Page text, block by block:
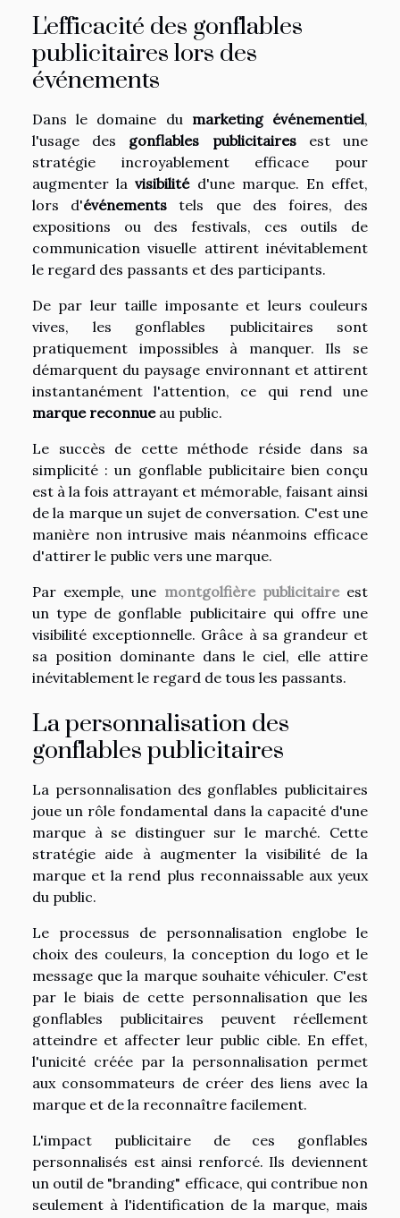
L'efficacité des gonflables
publicitaires lors des
événements
Dans le domaine du marketing événementiel,
l'usage des gonflables publicitairesest une
stratégie incroyablement efficace pour
augmenter lavisibilitéd'une marque. En effet,
lors d'événements tels que des foires, des
expositions ou des festivals, ces outils de
communication visuelle attirent inévitablement
le regard des passants et des participants.
De par leur taille imposante et leurs couleurs
vives, les gonflables publicitaires sont
pratiquement impossibles à manquer. Ils se
démarquent du paysage environnant et attirent
instantanément l'attention, ce qui rend une
marque reconnueau public.
Le succès de cette méthode réside dans sa
simplicité : un gonflable publicitaire bien conçu
est à la fois attrayant et mémorable, faisant ainsi
de la marque un sujet de conversation. C'est une
manière non intrusive mais néanmoins efficace
d'attirer le public vers une marque.
Par exemple, une montgolfière publicitaireest
un type de gonflable publicitaire qui offre une
visibilité exceptionnelle. Grâce à sa grandeur et
sa position dominante dans le ciel, elle attire
inévitablement le regard de tous les passants.
La personnalisation des
gonflables publicitaires
La personnalisation des gonflables publicitaires
joue un rôle fondamental dans la capacité d'une
marque à se distinguer sur le marché. Cette
stratégie aide à augmenter la visibilité de la
marque et la rend plus reconnaissable aux yeux
du public.
Le processus de personnalisation englobe le
choix des couleurs, la conception du logo et le
message que la marque souhaite véhiculer. C'est
par le biais de cette personnalisation que les
gonflables publicitaires peuvent réellement
atteindre et affecter leur public cible. En effet,
l'unicité créée par la personnalisation permet
aux consommateurs de créer des liens avec la
marque et de la reconnaître facilement.
L'impact publicitaire de ces gonflables
personnalisés est ainsi renforcé. Ils deviennent
un outil de "branding" efficace, qui contribue non
seulement à l'identification de la marque, mais